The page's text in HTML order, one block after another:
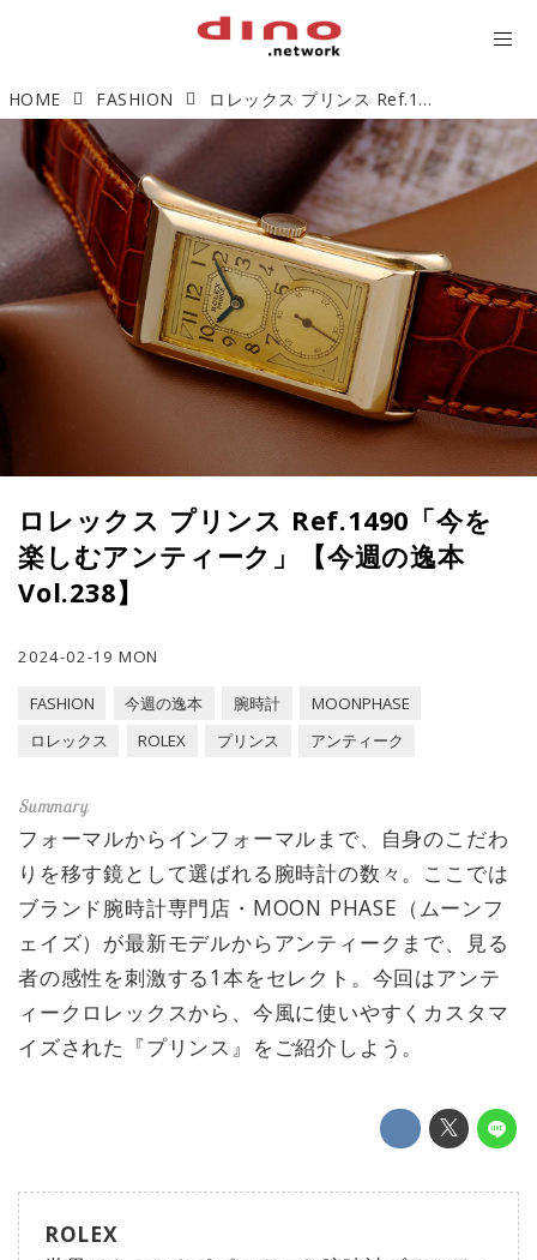
HOME FASHION ロレックス プリンス Ref.1490「今を楽しむアンティーク」【今週の逸本 Vol.238】
ロレックス プリンス Ref.1490「今を
楽しむアンティーク」【今週の逸本
Vol.238】
2024-02-19 MON
FASHION 今週の逸本 腕時計
MOONPHASE
ロレックス
ROLEX プリンス アンティーク
フォーマルからインフォーマルまで、自身のこだわ
りを移す鏡として選ばれる腕時計の数々。ここでは
ブランド腕時計専門店・MOON PHASE（ムーンフ
ェイズ）が最新モデルからアンティークまで、見る
者の感性を刺激する1本をセレクト。今回はアンテ
ィークロレックスから、今風に使いやすくカスタマ
イズされた『プリンス』をご紹介しよう。
ROLEX